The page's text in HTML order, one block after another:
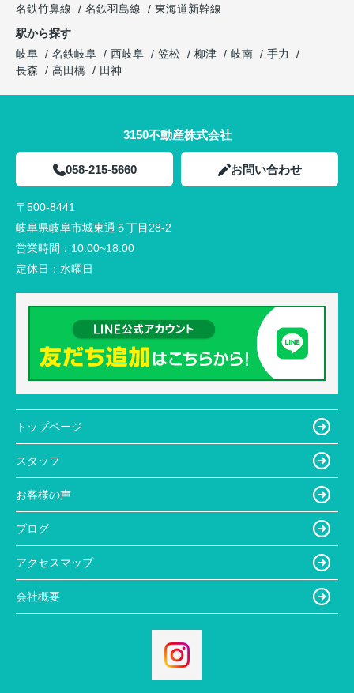
名鉄竹鼻線
名鉄羽島線
東海道新幹線
駅から探す
岐阜
名鉄岐阜 西岐阜 笠松 柳津 岐南
手力
長森
高田橋 田神
3150不動産株式会社
058-215-5660 お問い合わせ
〒500-8441
岐阜県岐阜市城東通５丁目28-2
営業時間： 10:00~18:00
定休日： 水曜日
トップページ
スタッフ
お客様の声
ブログ
アクセスマップ
会社概要